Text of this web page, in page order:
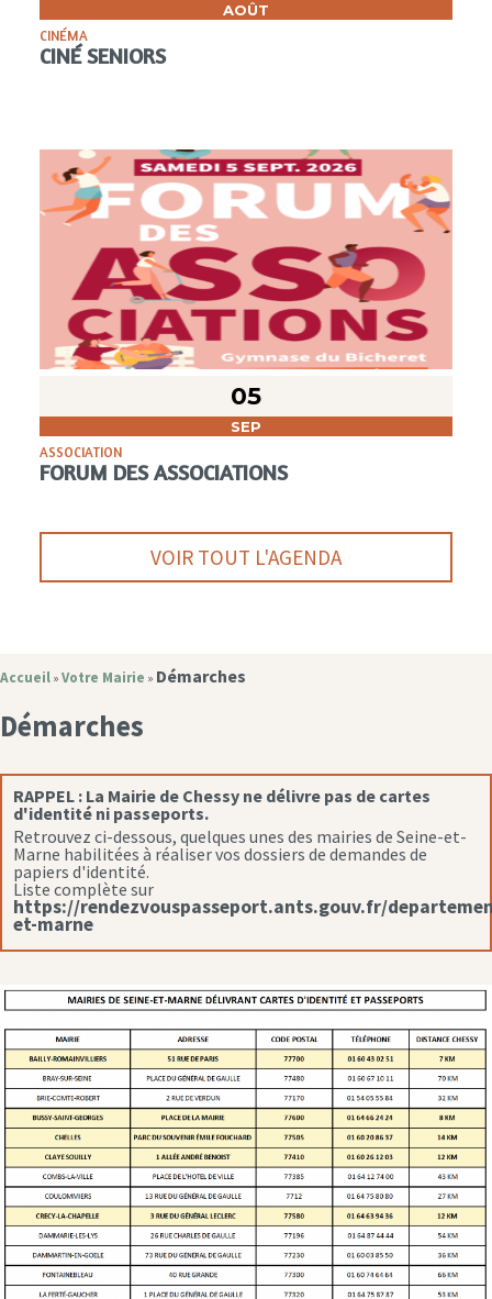
AOÛT
CINÉMA
CINÉ SENIORS
05
SEP
ASSOCIATION
FORUM DES ASSOCIATIONS
VOIR TOUT L'AGENDA
Accueil » Votre Mairie » Démarches
Démarches
RAPPEL : La Mairie de Chessy ne délivre pas de cartes
d'identité ni passeports.
Retrouvez ci-dessous, quelques unes des mairies de Seine-et-
Marne habilitées à réaliser vos dossiers de demandes de
papiers d'identité.
Liste complète sur
https://rendezvouspasseport.ants.gouv.fr/
et-marne